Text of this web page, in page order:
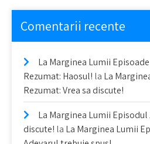
Comentarii recente
La Marginea Lumii
Rezumat: Haosul! la La
Rezumat: Vrea sa discute!
La Marginea Lumii Episodul
discute! la La Marginea Lumii